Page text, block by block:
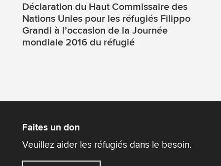
Déclaration du Haut Commissaire des
Nations Unies pour les réfugiés Filippo
Grandi à l’occasion de la Journée
mondiale 2016 du réfugié
Faites un don
Veuillez aider les réfugiés dans le besoin.